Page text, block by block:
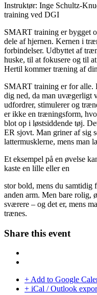
Instruktør: Inge Schultz-
training ved DGI
SMART training er bygget
dele af hjernen. Kernen i
forbindelser. Udbyttet af
huske, til at fokusere og til
Hertil kommer træning af
SMART training er for alle.
dig ned, da man uvægerligt
udfordrer, stimulerer og
er ikke en træningsform,
blot op i løstsiddende tøj.
ER sjovt. Man griner af sig
lattermusklerne, mens man
Et eksempel på en øvelse
kaste en lille eller en
stor bold, mens du samtidig
anden arm. Men bare rolig,
sværere – og det er, mens
trænes.
Share this event
+ Add to Google
+ iCal / Outlook